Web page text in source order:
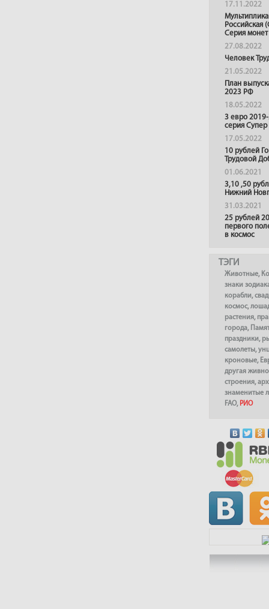
17.11.2022
Российская
Серия монет
27.08.2022
Человек
21.05.2022
План
2023 РФ
18.05.2022
3 евро
серия
17.05.2022
10 рублей
Трудовой
01.06.2021
3,10 ,50
Нижний
31.03.2021
25 рублей
первого
в космос
ТЭГИ
Животные,
знаки
корабли,
космос,
растения,
города,
праздники,
самолеты,
кроновые,
другая
строения,
знаменитые
FAO, РИО